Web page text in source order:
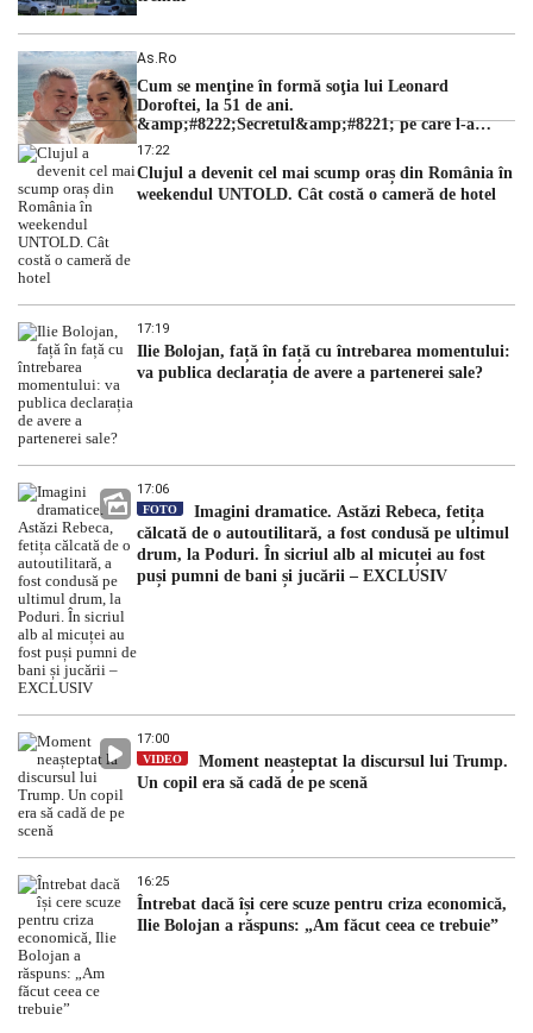
As.ro
Cum se menţine în formă soţia lui Leonard
Doroftei, la 51 de ani.
&amp;#8222;Secretul&amp;#8221; pe care l-a
dezvăluit
17:22
Clujul a devenit cel mai scump oraș din România în
weekendul UNTOLD. Cât costă o cameră de hotel
17:19
Ilie Bolojan, față în față cu întrebarea momentului:
va publica declarația de avere a partenerei sale?
17:06
FOTO
Imagini dramatice. Astăzi Rebeca, fetița
călcată de o autoutilitară, a fost condusă pe ultimul
drum, la Poduri. În sicriul alb al micuței au fost
puși pumni de bani și jucării – EXCLUSIV
17:00
VIDEO
Moment neașteptat la discursul lui Trump.
Un copil era să cadă de pe scenă
16:25
Întrebat dacă își cere scuze pentru criza economică,
Ilie Bolojan a răspuns: „Am făcut ceea ce trebuie”